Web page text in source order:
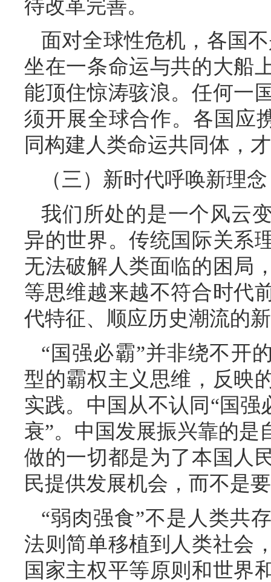
待改革完善。
面对全球性危机，各国
坐在一条命运与共的大船
能顶住惊涛骇浪。任何一
须开展全球合作。各国应
同构建人类命运共同体，
（三）新时代呼唤新理念
我们所处的是一个风云
异的世界。传统国际关系
无法破解人类面临的困局
等思维越来越不符合时代
代特征、顺应历史潮流的
“国强必霸”并非绕不开
型的霸权主义思维，反映
实践。中国从不认同“国强
衰”。中国发展振兴靠的
做的一切都是为了本国人
民提供发展机会，而不是
“弱肉强食”不是人类共
法则简单移植到人类社会
国家主权平等原则和世界